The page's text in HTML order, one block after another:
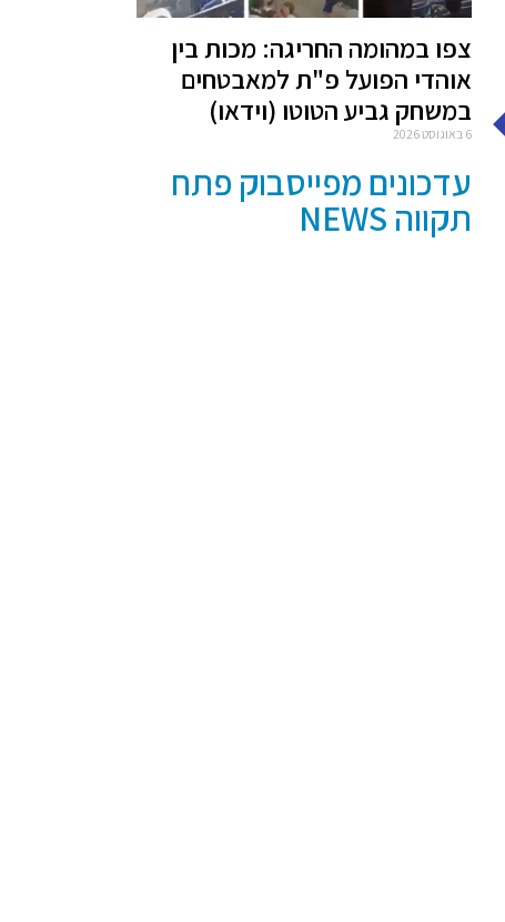
צפו במהומה החריגה: מכות בין
אוהדי הפועל פ"ת למאבטחים
במשחק גביע הטוטו (וידאו)
6 באוגוסט 2026
עדכונים מפייסבוק פתח
תקווה NEWS